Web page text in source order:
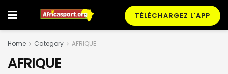
TÉLÉCHARGEZ L'APP
Home Category AFRIQUE
AFRIQUE